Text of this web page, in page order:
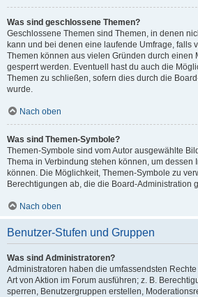
Was sind geschlossene Themen?
Geschlossene Themen sind Themen, in denen
kann und bei denen eine laufende Umfrage, falls
Themen können aus vielen Gründen durch einen
gesperrt werden. Eventuell hast du auch die
Themen zu schließen, sofern dies durch die
wurde.
Nach oben
Was sind Themen-Symbole?
Themen-Symbole sind vom Autor ausgewählte
Thema in Verbindung stehen können, um dessen
können. Die Möglichkeit, Themen-Symbole zu
Berechtigungen ab, die die Board-Administration
Nach oben
Benutzer-Stufen und Gruppen
Was sind Administratoren?
Administratoren haben die umfassendsten
Art von Aktion im Forum ausführen; z. B.
sperren, Benutzergruppen erstellen,